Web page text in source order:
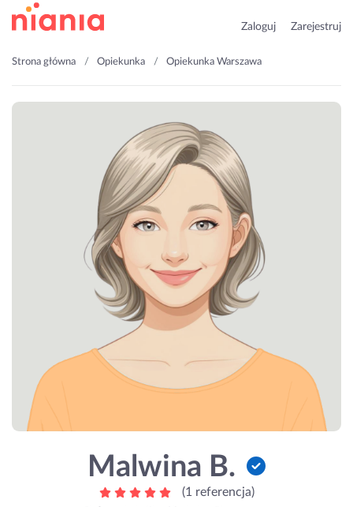
Zaloguj Zarejestruj
Strona główna Opiekunka Opiekunka Warszawa
Malwina B.
(1 referencja)